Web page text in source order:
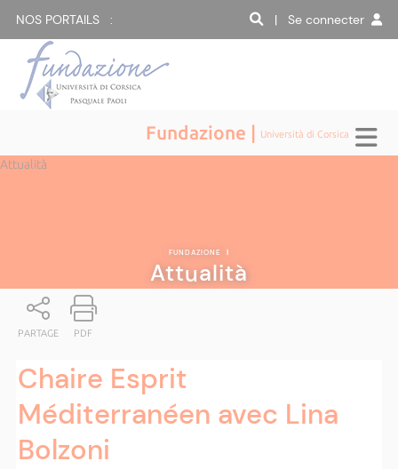
NOS PORTAILS : | Se connecter
Fundazione | Università di Corsica
Attualità
FUNDAZIONE |
Attualità
PARTAGE PDF
Chaire Esprit
Méditerranéen avec Lina
Bolzoni